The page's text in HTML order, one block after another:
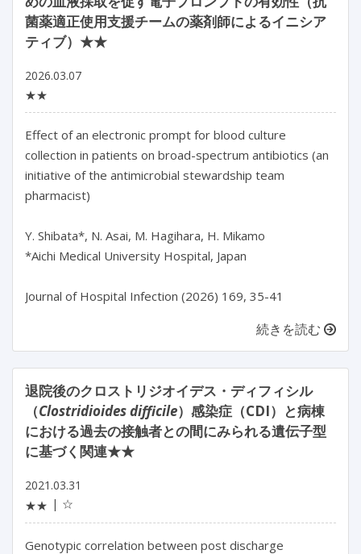
菌薬適正使用支援チームの薬剤師によるイニシア
ティブ）★★
2026.03.07
★★
Effect of an electronic prompt for blood culture
collection in patients on broad-spectrum antibiotics (an
initiative of the antimicrobial stewardship team
pharmacist)
Y. Shibata*, N. Asai, M. Hagihara, H. Mikamo
*Aichi Medical University Hospital, Japan
Journal of Hospital Infection (2026) 169, 35-41
続きを読む
退院後のクロストリジオイデス・ディフィシル
（Clostridioides difficile）感染症（CDI）と病棟
における過去の接触者との間にみられる遺伝子型
に基づく関連★★
2021.03.31
★★
☆
Genotypic correlation between post discharge